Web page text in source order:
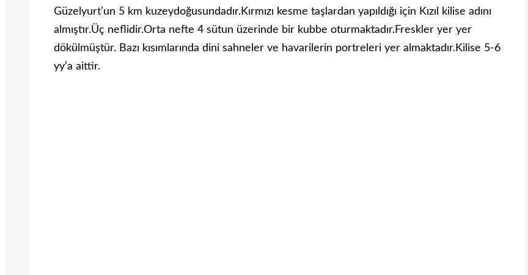
Güzelyurt’un 5 km kuzeydoğusundadır.Kırmızı kesme taşlardan yapıldığı için Kızıl kilise adını
almıştır.Üç neflidir.Orta nefte 4 sütun üzerinde bir kubbe oturmaktadır.Freskler yer yer
dökülmüştür. Bazı kısımlarında dini sahneler ve havarilerin portreleri yer almaktadır.Kilise 5-6
yy’a aittir.